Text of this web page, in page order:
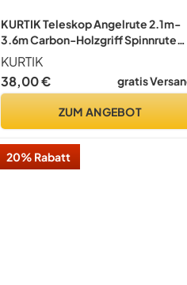
KURTIK Teleskop Angelrute 2.1m-
3.6m Carbon-Holzgriff Spinnrute
Extra Heavy Karpfenangeln Pole Sea
Tackle (3.6M)
KURTIK
38,00 €
gratis
ZUM ANGEBOT
20% Rabatt